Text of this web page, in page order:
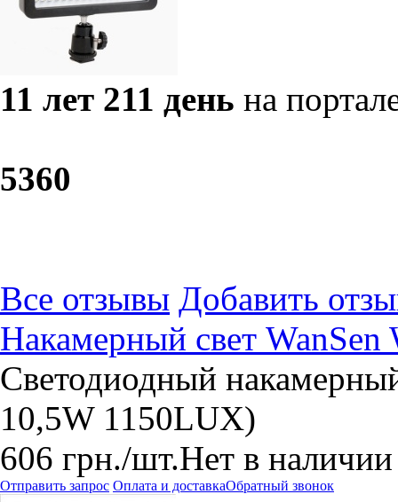
11 лет 211 день на
5360
Все отзывы Добавить
Накамерный свет WanSen
Светодиодный
10,5W 1150LUX)
606 грн./шт.Нет в наличии
Отправить запрос Оплата и доставкаОбратный звонок